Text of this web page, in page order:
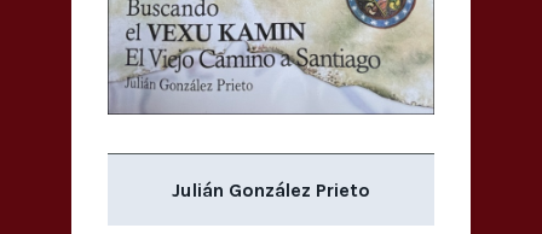
Julián González Prieto